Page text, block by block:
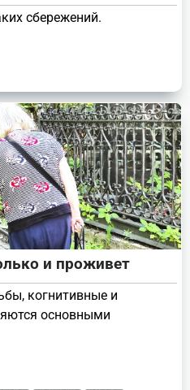
сбережений.
и проживет
когнитивные и
основными